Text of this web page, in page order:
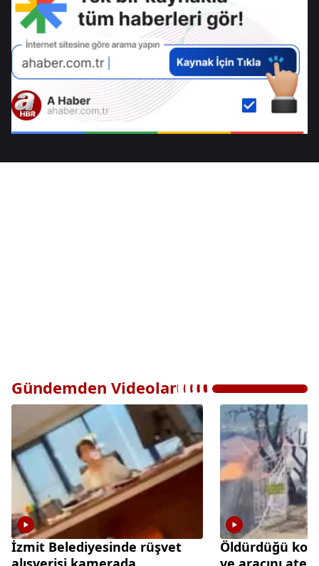
Gündemden Videolar
İzmit Belediyesinde rüşvet
Öldürdüğü